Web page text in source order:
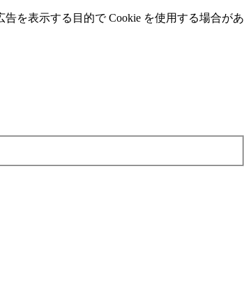
を表⽰する⽬的で Cookie を使⽤する場合があ